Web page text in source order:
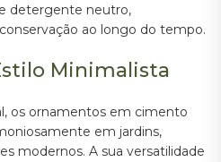
detergente neutro,
ao longo do tempo.
Minimalista
os ornamentos em cimento
em jardins,
modernos. A sua versatilidade